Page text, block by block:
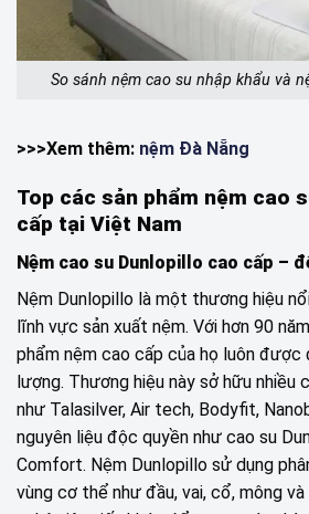
So sánh nệm cao su nhập khẩu và
>>>Xem thêm: nệm Đà Nẵng
Top các sản phẩm nệm cao
cấp tại Việt Nam
Nệm cao su Dunlopillo cao cấp –
Nệm Dunlopillo là một thương hiệu
lĩnh vực sản xuất nệm. Với hơn 90
phẩm nệm cao cấp của họ luôn được
lượng. Thương hiệu này sở hữu nhiều
như Talasilver, Air tech, Bodyfit,
nguyên liệu độc quyền như cao su
Comfort. Nệm Dunlopillo sử dụng
vùng cơ thể như đầu, vai, cổ, mông